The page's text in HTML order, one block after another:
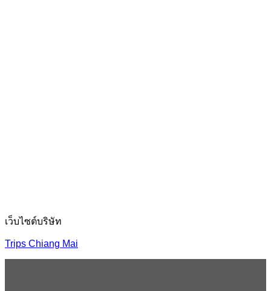
เว็บไซต์บริษัท
Trips Chiang Mai